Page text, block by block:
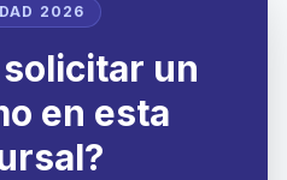
2026
un
en esta